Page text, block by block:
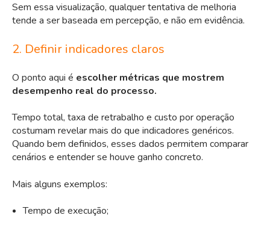
Sem essa visualização, qualquer tentativa de melhoria
tende a ser baseada em percepção, e não em evidência.
2. Definir indicadores claros
O ponto aqui é escolher métricas que mostrem
desempenho real do processo.
Tempo total, taxa de retrabalho e custo por operação
costumam revelar mais do que indicadores genéricos.
Quando bem definidos, esses dados permitem comparar
cenários e entender se houve ganho concreto.
Mais alguns exemplos:
Tempo de execução;